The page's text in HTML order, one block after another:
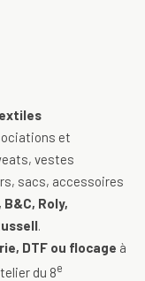
et
vestes
sacs, accessoires
Roly,
.
DTF ou flocage à
du 8e